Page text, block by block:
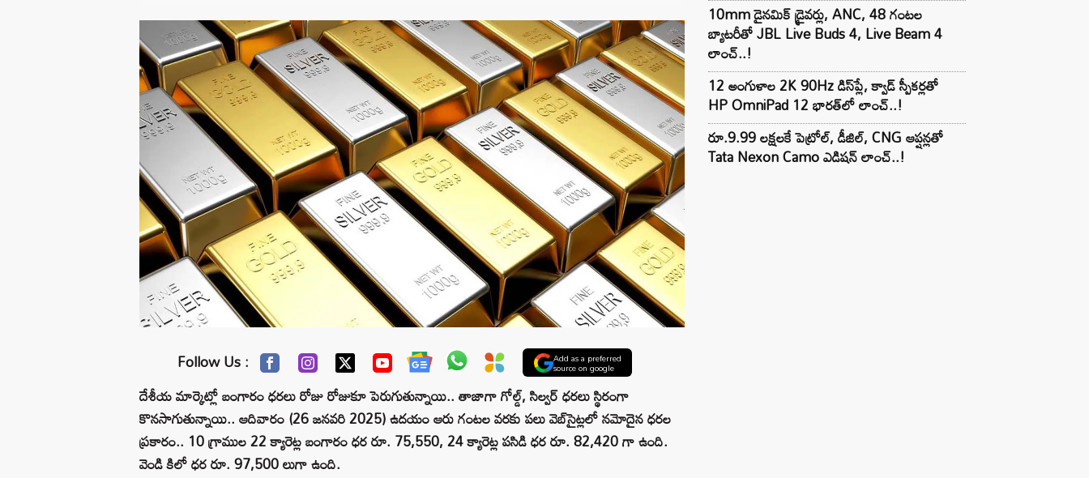
Follow Us : Add as a preferred
source on google
దేశీయ మార్కెట్లో బంగారం ధరలు రోజు రోజుకూ పెరుగుతున్నాయి.. తాజాగా గోల్డ్, సిల్వర్ ధరలు స్థిరంగా
కొనసాగుతున్నాయి.. ఆదివారం (26 జనవరి 2025) ఉదయం ఆరు గంటల వరకు పలు వెబ్‌సైట్లలో నమోదైన ధరల
ప్రకారం.. 10 గ్రాముల 22 క్యారెట్ల బంగారం ధర రూ. 75,550, 24 క్యారెట్ల పసిడి ధర రూ. 82,420 గా ఉంది.
వెండి కిలో ధర రూ. 97,500 లుగా ఉంది.
10mm డైనమిక్ డ్రైవర్లు, ANC, 48 గంటల
బ్యాటరీతో JBL Live Buds 4, Live Beam 4
లాంచ్..!
12 అంగుళాల 2K 90Hz డిస్‌ప్లే, క్వాడ్ స్పీకర్లతో
HP OmniPad 12 భారత్‌లో లాంచ్..!
రూ.9.99 లక్షలకే పెట్రోల్, డీజిల్, CNG ఆప్షన్లతో
Tata Nexon Camo ఎడిషన్ లాంచ్..!